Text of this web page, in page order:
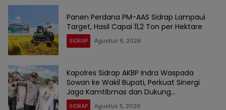
Panen Perdana PM-AAS Sidrap Lampaui
Target, Hasil Capai 11,2 Ton per Hektare
SIDRAP Agustus 6, 2026
Kapolres Sidrap AKBP Indra Waspada
Sowan ke Wakil Bupati, Perkuat Sinergi
Jaga Kamtibmas dan Dukung
Pembangunan
SIDRAP Agustus 5, 2026